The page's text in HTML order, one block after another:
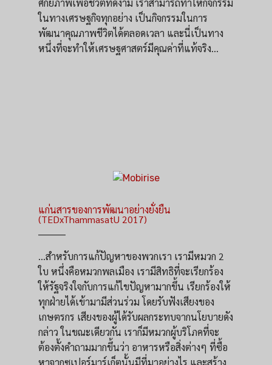
ในทางเศรษฐกิจทุกอย่าง เป็นกิจกรรมในการ
พัฒนาคุณภาพชีวิตได้ตลอดเวลา และนี่เป็นทาง
หนึ่งที่จะทำให้เศรษฐศาสตร์มีคุณค่าที่แท้จริง...
แก่นสารของการพัฒนาอย่างยั่งยืน
(TEDxThammasatU 2017)
…สำหรับการแก้ปัญหาของพวกเรา เรามีหมวก 2
ใบ หนึ่งคือหมวกพลเมือง เรามีสิทธิที่จะเรียกร้อง
ให้รัฐจริงใจกับการแก้ไขปัญหามากขึ้น เรียกร้องให้
ทุกฝ่ายได้เข้ามามีส่วนร่วม โดยรับฟังเสียงของ
เกษตรกร เสียงของผู้ได้รับผลกระทบจากนโยบายดัง
กล่าว ในขณะเดียวกัน เราก็มีหมวกผู้บริโภคที่จะ
ต้องตั้งคำถามมากขึ้นว่า อาหารหรือสิ่งต่างๆ ที่ซื้อ
หาจากซูเปอร์มาร์เก็ตนั้นมีที่มาอย่างไร และสร้าง